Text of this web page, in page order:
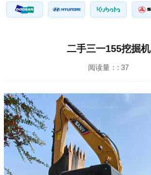
二手三一155挖掘机
阅读量：: 37